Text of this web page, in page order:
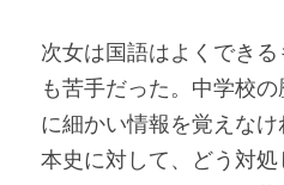
次女は国語はよくでき
も苦手だった。中学校
に細かい情報を覚えな
本史に対して、どう対